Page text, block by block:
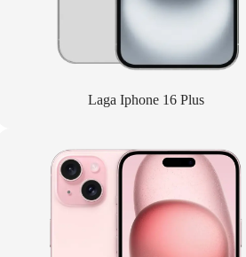
Laga Iphone 16 Plus